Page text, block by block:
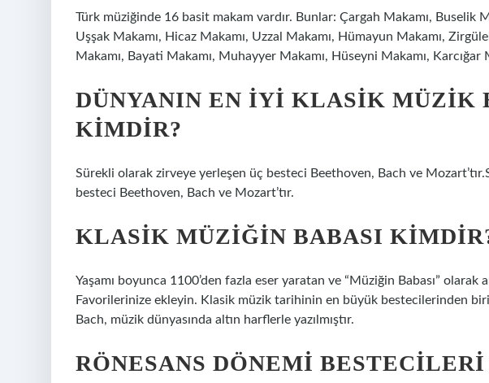
Türk müziğinde 16 basit makam vardır. Bunlar: Çargah Makamı, Buselik
Uşşak Makamı, Hicaz Makamı, Uzzal Makamı, Hümayun Makamı,
Makamı, Bayati Makamı, Muhayyer Makamı, Hüseyni Makamı,
DÜNYANIN EN IYI KLASIK MÜZIK
KIMDIR?
Sürekli olarak zirveye yerleşen üç besteci Beethoven, Bach ve
besteci Beethoven, Bach ve Mozart’tır.
KLASIK MÜZIĞIN BABASI
Yaşamı boyunca 1100’den fazla eser yaratan ve “Müziğin Babası” olarak
Favorilerinize ekleyin. Klasik müzik tarihinin en büyük bestecilerinden
Bach, müzik dünyasında altın harflerle yazılmıştır.
RÖNESANS DÖNEMI